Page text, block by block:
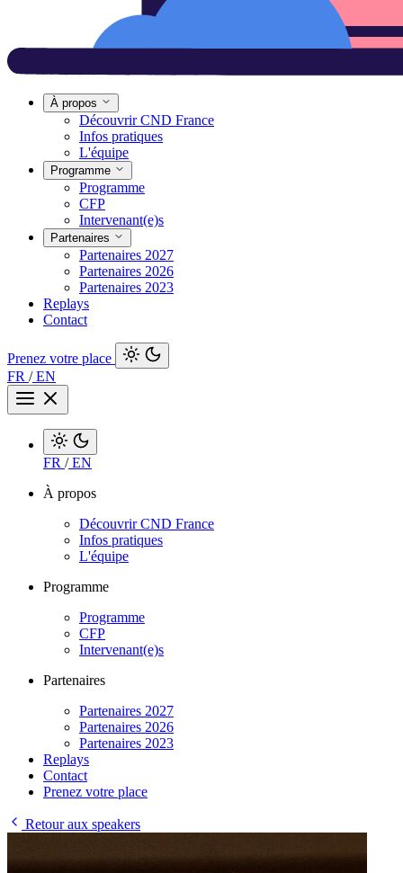
À propos
Découvrir CND France
Infos pratiques
L'équipe
Programme
Programme
CFP
Intervenant(e)s
Partenaires
Partenaires 2027
Partenaires 2026
Partenaires 2023
Replays
Contact
Prenez votre place
FR /EN
FR /EN
À propos
Découvrir CND France
Infos pratiques
L'équipe
Programme
Programme
CFP
Intervenant(e)s
Partenaires
Partenaires 2027
Partenaires 2026
Partenaires 2023
Replays
Contact
Prenez votre place
Retour aux speakers